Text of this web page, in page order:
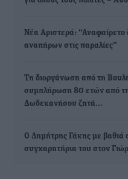
Νέα Αριστερά:
αναπήρων στις παραλίες”
Τη διοργάνωση από τη
συμπλήρωση 80 ετών από
Δωδεκανήσου ζητά…
Ο Δημήτρης Γάκης με βαθιά
συγχαρητήρια του στον